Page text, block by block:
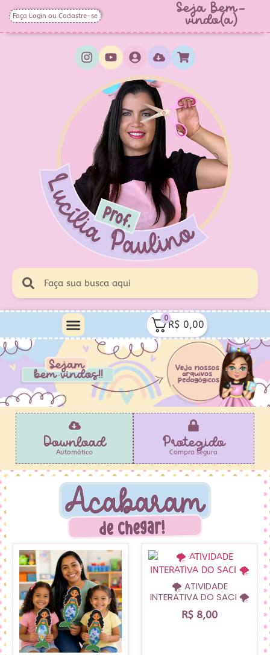
Faça Login ou Cadastre-se Seja Bem-
vindo(a)
0
R$ 0,00
Download
Automático
Protegido
Compra segura
🌪️ ATIVIDADE
INTERATIVA DO SACI 🌪️
R$ 8,00